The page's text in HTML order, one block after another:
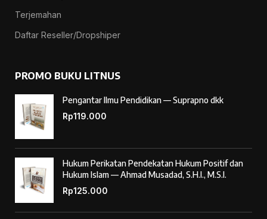
Terjemahan
Daftar Reseller/Dropshiper
PROMO BUKU LITNUS
Pengantar Ilmu Pendidikan — Suprapno dkk
Rp119.000
Hukum Perikatan Pendekatan Hukum Positif dan
Hukum Islam — Ahmad Musadad, S.H.I., M.S.I.
Rp125.000